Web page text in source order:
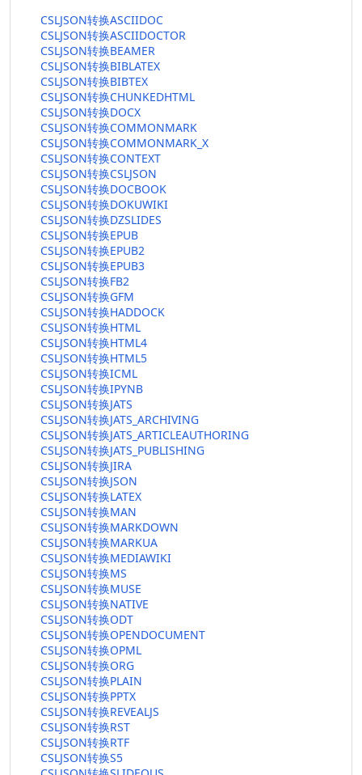
CSLJSON转换ASCIIDOC
CSLJSON转换ASCIIDOCTOR
CSLJSON转换BEAMER
CSLJSON转换BIBLATEX
CSLJSON转换BIBTEX
CSLJSON转换CHUNKEDHTML
CSLJSON转换DOCX
CSLJSON转换COMMONMARK
CSLJSON转换COMMONMARK_X
CSLJSON转换CONTEXT
CSLJSON转换CSLJSON
CSLJSON转换DOCBOOK
CSLJSON转换DOKUWIKI
CSLJSON转换DZSLIDES
CSLJSON转换EPUB
CSLJSON转换EPUB2
CSLJSON转换EPUB3
CSLJSON转换FB2
CSLJSON转换GFM
CSLJSON转换HADDOCK
CSLJSON转换HTML
CSLJSON转换HTML4
CSLJSON转换HTML5
CSLJSON转换ICML
CSLJSON转换IPYNB
CSLJSON转换JATS
CSLJSON转换JATS_ARCHIVING
CSLJSON转换JATS_ARTICLEAUTHORING
CSLJSON转换JATS_PUBLISHING
CSLJSON转换JIRA
CSLJSON转换JSON
CSLJSON转换LATEX
CSLJSON转换MAN
CSLJSON转换MARKDOWN
CSLJSON转换MARKUA
CSLJSON转换MEDIAWIKI
CSLJSON转换MS
CSLJSON转换MUSE
CSLJSON转换NATIVE
CSLJSON转换ODT
CSLJSON转换OPENDOCUMENT
CSLJSON转换OPML
CSLJSON转换ORG
CSLJSON转换PLAIN
CSLJSON转换PPTX
CSLJSON转换REVEALJS
CSLJSON转换RST
CSLJSON转换RTF
CSLJSON转换S5